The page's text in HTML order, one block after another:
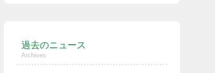
過去のニュース
Archives